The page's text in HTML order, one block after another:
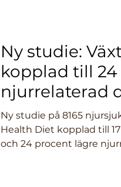
Ny studie:
kopplad till
njurrelaterad
kronisk
Ny studie på 8165
Health Diet kopplad till
och 24 procent lägre